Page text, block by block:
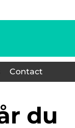
Contact